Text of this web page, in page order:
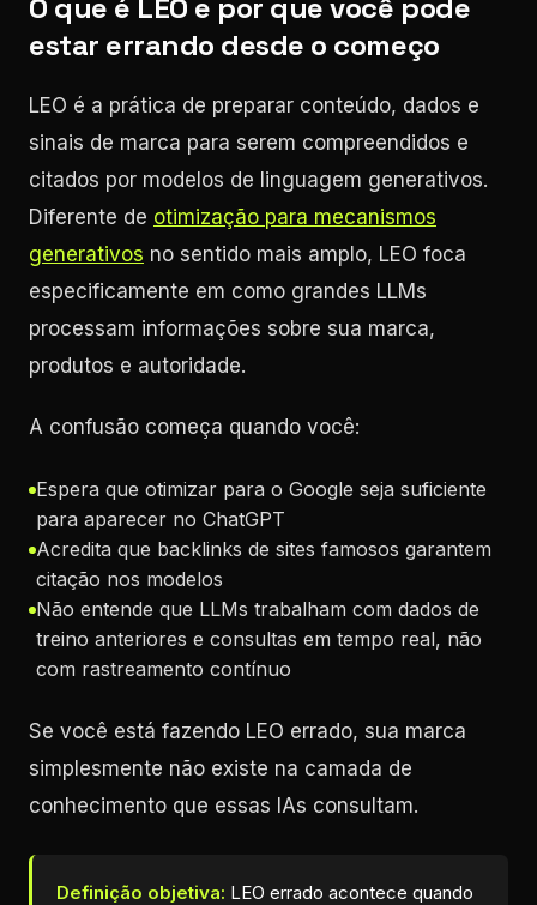
O que é LEO e por que você pode
estar errando desde o começo
LEO é a prática de preparar conteúdo, dados e
sinais de marca para serem compreendidos e
citados por modelos de linguagem generativos.
Diferente de otimização para mecanismos
generativos no sentido mais amplo, LEO foca
especificamente em como grandes LLMs
processam informações sobre sua marca,
produtos e autoridade.
A confusão começa quando você:
Espera que otimizar para o Google seja suficiente
para aparecer no ChatGPT
Acredita que backlinks de sites famosos garantem
citação nos modelos
Não entende que LLMs trabalham com dados de
treino anteriores e consultas em tempo real, não
com rastreamento contínuo
Se você está fazendo LEO errado, sua marca
simplesmente não existe na camada de
conhecimento que essas IAs consultam.
Definição objetiva: LEO errado acontece quando